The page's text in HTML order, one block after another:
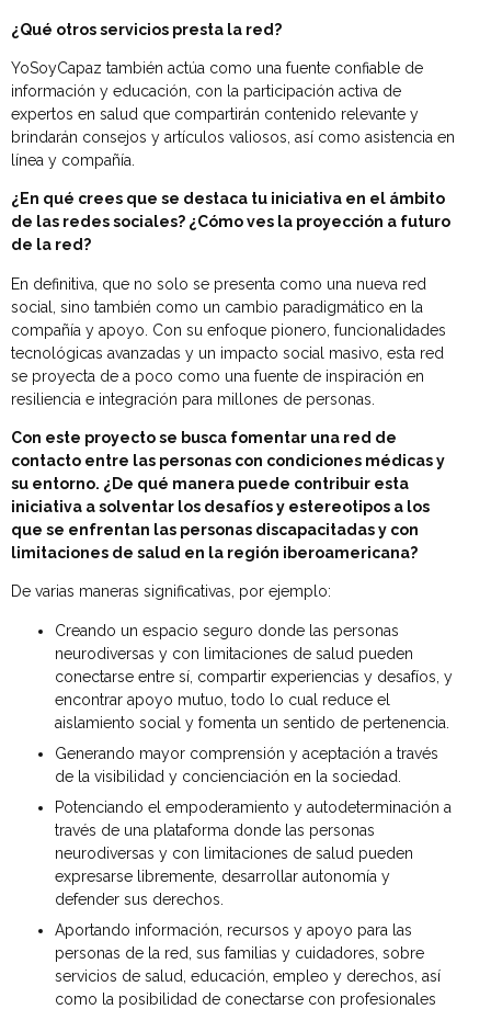
¿Qué otros servicios presta la red?
YoSoyCapaz también actúa como una fuente confiable de
información y educación, con la participación activa de
expertos en salud que compartirán contenido relevante y
brindarán consejos y artículos valiosos, así como asistencia en
línea y compañía.
¿En qué crees que se destaca tu iniciativa en el ámbito
de las redes sociales? ¿Cómo ves la proyección a futuro
de la red?
En definitiva, que no solo se presenta como una nueva red
social, sino también como un cambio paradigmático en la
compañía y apoyo. Con su enfoque pionero, funcionalidades
tecnológicas avanzadas y un impacto social masivo, esta red
se proyecta de a poco como una fuente de inspiración en
resiliencia e integración para millones de personas.
Con este proyecto se busca fomentar una red de
contacto entre las personas con condiciones médicas y
su entorno. ¿De qué manera puede contribuir esta
iniciativa a solventar los desafíos y estereotipos a los
que se enfrentan las personas discapacitadas y con
limitaciones de salud en la región iberoamericana?
De varias maneras significativas, por ejemplo:
Creando un espacio seguro donde las personas
neurodiversas y con limitaciones de salud pueden
conectarse entre sí, compartir experiencias y desafíos, y
encontrar apoyo mutuo, todo lo cual reduce el
aislamiento social y fomenta un sentido de pertenencia.
Generando mayor comprensión y aceptación a través
de la visibilidad y concienciación en la sociedad.
Potenciando el empoderamiento y autodeterminación a
través de una plataforma donde las personas
neurodiversas y con limitaciones de salud pueden
expresarse libremente, desarrollar autonomía y
defender sus derechos.
Aportando información, recursos y apoyo para las
personas de la red, sus familias y cuidadores, sobre
servicios de salud, educación, empleo y derechos, así
como la posibilidad de conectarse con profesionales